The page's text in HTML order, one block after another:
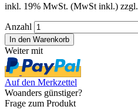
inkl. 19% MwSt. (MwSt inkl.) zzgl.
Anzahl
Weiter mit
Auf den Merkzettel
Woanders günstiger?
Frage zum Produkt